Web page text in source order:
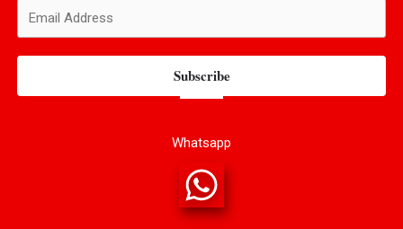
Subscribe
Whatsapp